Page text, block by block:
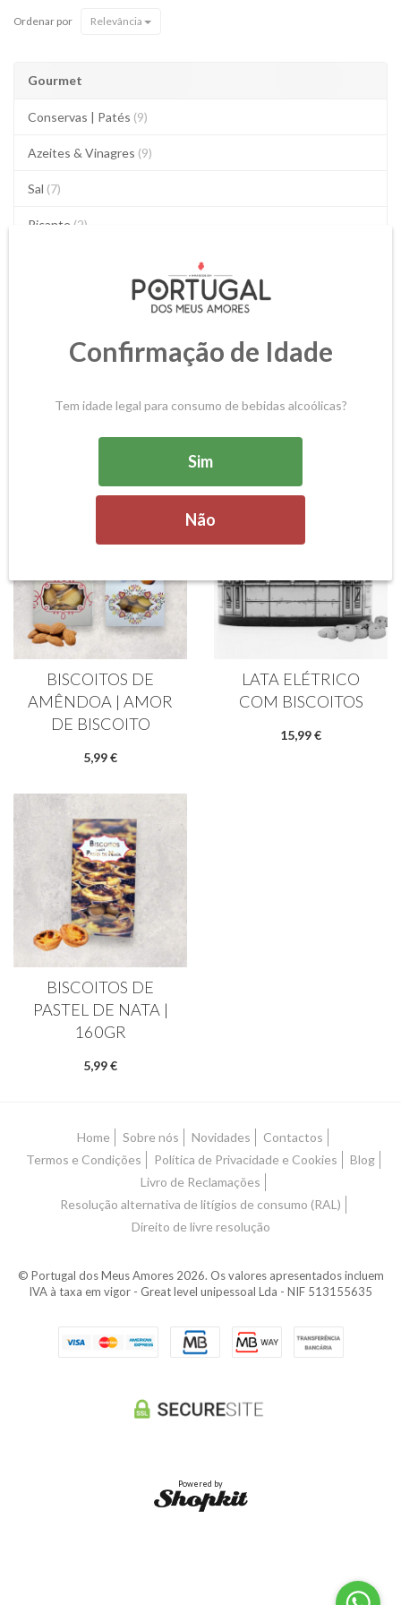
Ordenar por Relevância
Gourmet
Conservas | Patés (9)
Azeites & Vinagres (9)
Sal (7)
Picante (2)
Chás e Cafés(29)
BISCOITOS DE
AMÊNDOA | AMOR
DE BISCOITO
5,99 €
LATA ELÉTRICO
COM BISCOITOS
15,99 €
BISCOITOS DE
PASTEL DE NATA |
160GR
5,99 €
Home Sobre nós Novidades
Contactos
Termos e Condições
Política de Privacidade e Cookies
Blog
Livro de Reclamações
Resolução alternativa de litígios de consumo (RAL)
Direito de livre resolução
© Portugal dos Meus Amores 2026. Os valores apresentados incluem
IVA à taxa em vigor - Great level unipessoal Lda - NIF 513155635
Powered by
Confirmação de Idade
Tem idade legal para consumo de bebidas alcoólicas?
Sim
Não